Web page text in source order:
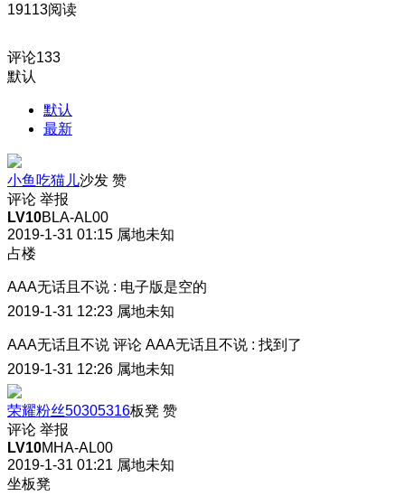
19113阅读
评论133
默认
默认
最新
小鱼吃猫儿沙发 赞
评论 举报
LV10BLA-AL00
2019-1-31 01:15 属地未知
占楼
AAA无话且不说 : 电子版是空的
2019-1-31 12:23 属地未知
AAA无话且不说 评论 AAA无话且不说 : 找到了
2019-1-31 12:26 属地未知
荣耀粉丝50305316板凳 赞
评论 举报
LV10MHA-AL00
2019-1-31 01:21 属地未知
坐板凳